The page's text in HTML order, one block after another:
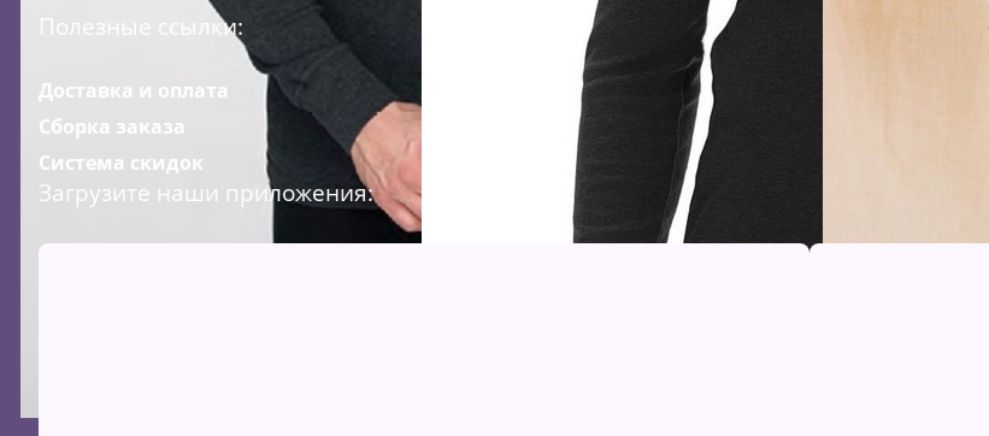
Полезные ссылки:
Доставка и оплата
Сборка заказа
Система скидок
Загрузите наши приложения: